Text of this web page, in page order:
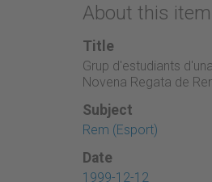
About this item
Title
Grup d'estudiants
Novena Regata de
Subject
Rem (Esport)
Date
1999-12-12